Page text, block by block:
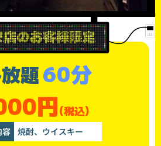
題60分
円(税込)
容 焼酎、ウイスキー